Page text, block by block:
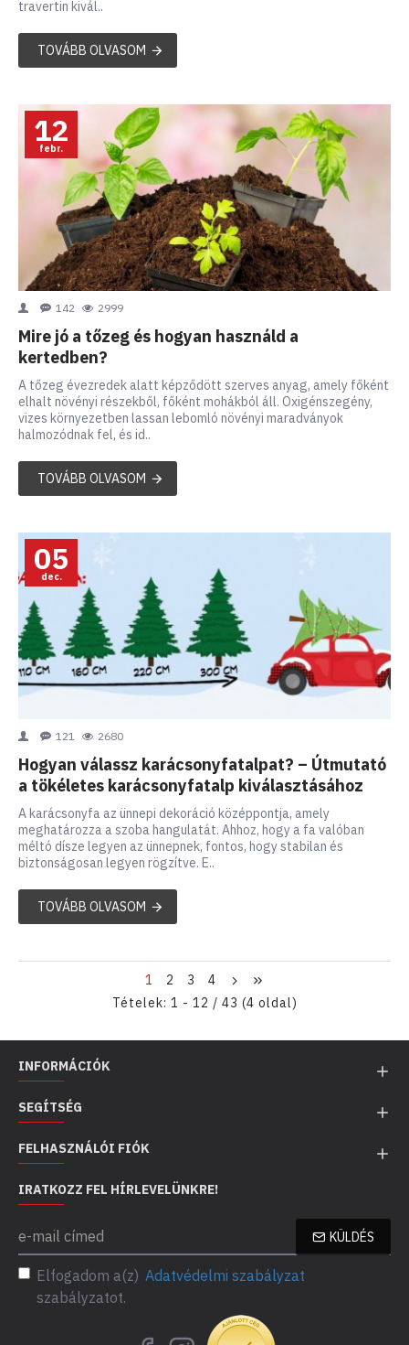
travertin kivál..
TOVÁBB OLVASOM
12
febr.
142 2999
Mire jó a tőzeg és hogyan használd a
kertedben?
A tőzeg évezredek alatt képződött szerves anyag, amely főként
elhalt növényi részekből, főként mohákból áll. Oxigénszegény,
vizes környezetben lassan lebomló növényi maradványok
halmozódnak fel, és id..
TOVÁBB OLVASOM
05
dec.
121 2680
Hogyan válassz karácsonyfatalpat? – Útmutató
a tökéletes karácsonyfatalp kiválasztásához
A karácsonyfa az ünnepi dekoráció középpontja, amely
meghatározza a szoba hangulatát. Ahhoz, hogy a fa valóban
méltó dísze legyen az ünnepnek, fontos, hogy stabilan és
biztonságosan legyen rögzítve. E..
TOVÁBB OLVASOM
1 2 3
4
Tételek: 1 - 12 / 43 (4 oldal)
INFORMÁCIÓK
SEGÍTSÉG
FELHASZNÁLÓI FIÓK
IRATKOZZ FEL HÍRLEVELÜNKRE!
KÜLDÉS
Elfogadom a(z) Adatvédelmi szabályzat
szabályzatot.